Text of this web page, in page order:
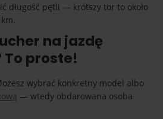
długość pętli — krótszy tor to około
na jazdę
proste!
wybrać konkretny model albo
— wtedy obdarowana osoba